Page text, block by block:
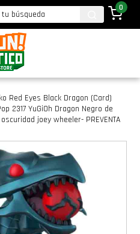
0
Red Eyes Black Dragon (Card)
2317 YuGiOh Dragon Negro de
joey wheeler- PREVENTA